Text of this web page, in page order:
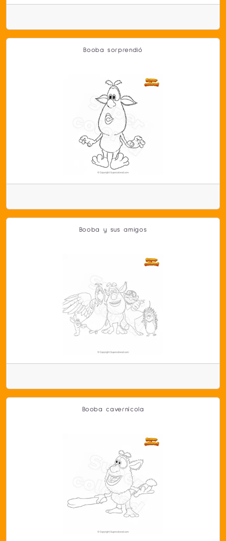
Booba sorprendió
Booba y sus amigos
Booba cavernícola